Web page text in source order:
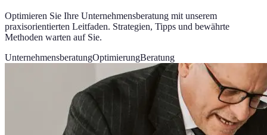
Optimieren Sie Ihre Unternehmensberatung mit unserem
praxisorientierten Leitfaden. Strategien, Tipps und bewährte
Methoden warten auf Sie.
UnternehmensberatungOptimierungBeratung